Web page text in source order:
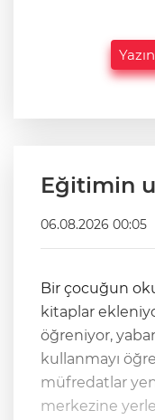
Eğitimin
06.08.2026 00:05
Bir çocuğun
kitaplar
öğreniyor,
kullanmayı
müfredatlar
merkezine